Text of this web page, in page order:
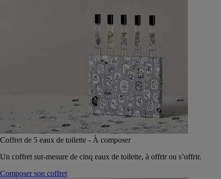
Coffret de 5 eaux de toilette - À composer
Un coffret sur-mesure de cinq eaux de toilette, à offrir ou s’offrir.
Composer son coffret